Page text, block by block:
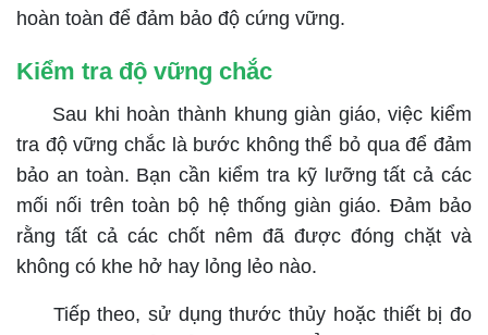
hoàn toàn để đảm bảo độ cứng vững.
Kiểm tra độ vững chắc
Sau khi hoàn thành khung giàn giáo, việc kiểm
tra độ vững chắc là bước không thể bỏ qua để đảm
bảo an toàn. Bạn cần kiểm tra kỹ lưỡng tất cả các
mối nối trên toàn bộ hệ thống giàn giáo. Đảm bảo
rằng tất cả các chốt nêm đã được đóng chặt và
không có khe hở hay lỏng lẻo nào.
Tiếp theo, sử dụng thước thủy hoặc thiết bị đo